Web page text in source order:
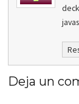
Deja un